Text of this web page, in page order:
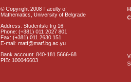
© Copyright 2008 Faculty of
Mathematics, University of Belgrade
Address: Studentski trg 16
Phone: (+381) 011 2027 801
Fax: (+381) 011 2630 151
E-mail: matf@matf.bg.ac.yu
Bank account: 840-181 5666-68
PIB: 100046603